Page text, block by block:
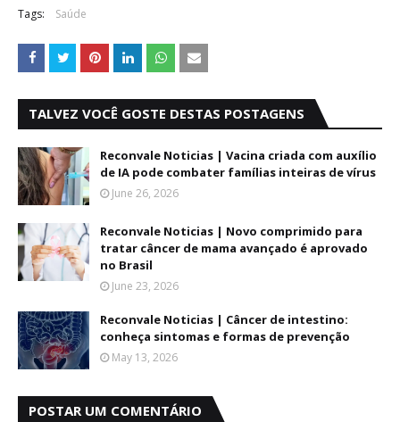
Tags: Saúde
TALVEZ VOCÊ GOSTE DESTAS POSTAGENS
Reconvale Noticias | Vacina criada com auxílio
de IA pode combater famílias inteiras de vírus
June 26, 2026
Reconvale Noticias | Novo comprimido para
tratar câncer de mama avançado é aprovado
no Brasil
June 23, 2026
Reconvale Noticias | Câncer de intestino:
conheça sintomas e formas de prevenção
May 13, 2026
POSTAR UM COMENTÁRIO